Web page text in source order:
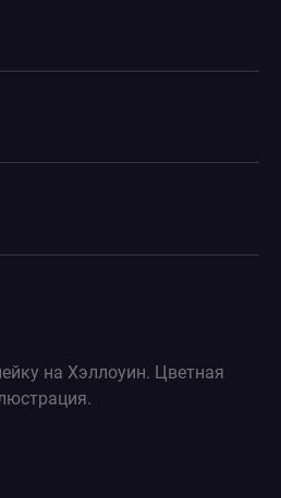
на Хэллоуин. Цветная